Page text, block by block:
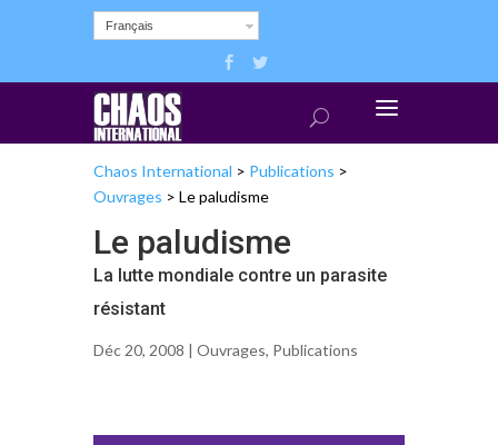
Français
Chaos International > Publications >
Ouvrages > Le paludisme
Le paludisme
La lutte mondiale contre un parasite
résistant
Déc 20, 2008 | Ouvrages, Publications